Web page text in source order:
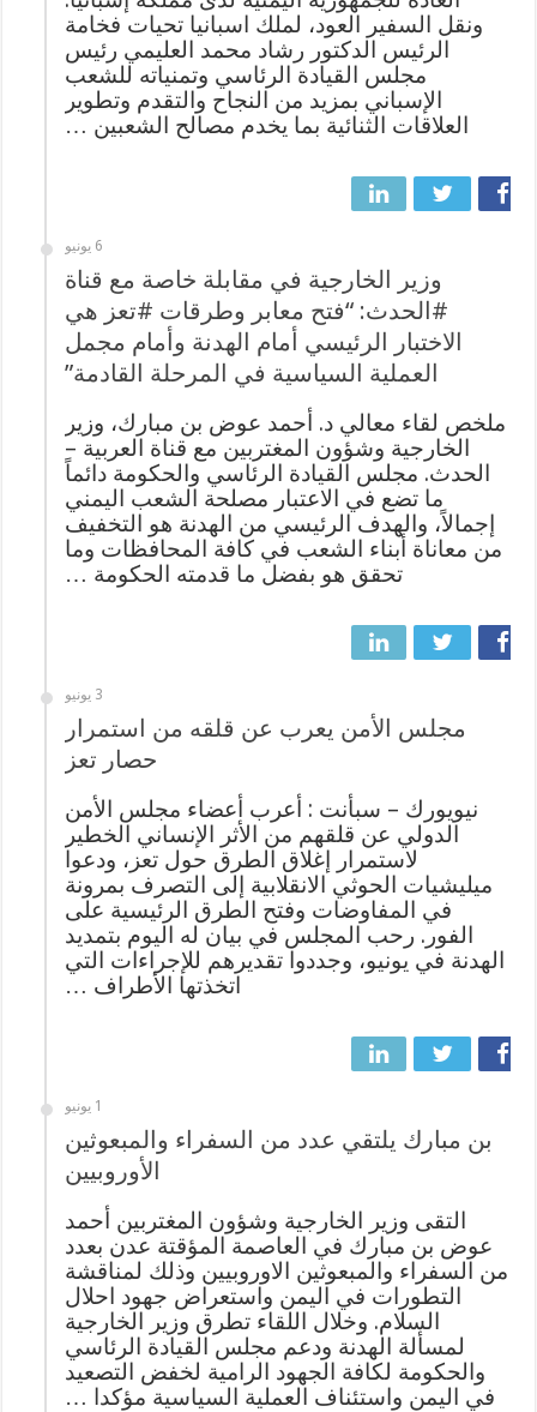
ونقل السفير العود، لملك اسبانيا تحيات فخامة
الرئيس الدكتور رشاد محمد العليمي رئيس
مجلس القيادة الرئاسي وتمنياته للشعب
الإسباني بمزيد من النجاح والتقدم وتطوير
العلاقات الثنائية بما يخدم مصالح الشعبين …
6 يونيو
وزير الخارجية في مقابلة خاصة مع قناة
#الحدث: “فتح معابر وطرقات #تعز هي
الاختبار الرئيسي أمام الهدنة وأمام مجمل
العملية السياسية في المرحلة القادمة”
ملخص لقاء معالي د. أحمد عوض بن مبارك، وزير
الخارجية وشؤون المغتربين مع قناة العربية –
الحدث. مجلس القيادة الرئاسي والحكومة دائماً
ما تضع في الاعتبار مصلحة الشعب اليمني
إجمالاً، والهدف الرئيسي من الهدنة هو التخفيف
من معاناة أبناء الشعب في كافة المحافظات وما
تحقق هو بفضل ما قدمته الحكومة …
3 يونيو
مجلس الأمن يعرب عن قلقه من استمرار
حصار تعز
نيويورك – سبأنت : أعرب أعضاء مجلس الأمن
الدولي عن قلقهم من الأثر الإنساني الخطير
لاستمرار إغلاق الطرق حول تعز، ودعوا
ميليشيات الحوثي الانقلابية إلى التصرف بمرونة
في المفاوضات وفتح الطرق الرئيسية على
الفور. رحب المجلس في بيان له اليوم بتمديد
الهدنة في يونيو، وجددوا تقديرهم للإجراءات التي
اتخذتها الأطراف …
1 يونيو
بن مبارك يلتقي عدد من السفراء والمبعوثين
الأوروبيين
التقى وزير الخارجية وشؤون المغتربين أحمد
عوض بن مبارك في العاصمة المؤقتة عدن بعدد
من السفراء والمبعوثين الاوروبيين وذلك لمناقشة
التطورات في اليمن واستعراض جهود احلال
السلام. وخلال اللقاء تطرق وزير الخارجية
لمسألة الهدنة ودعم مجلس القيادة الرئاسي
والحكومة لكافة الجهود الرامية لخفض التصعيد
في اليمن واستئناف العملية السياسية مؤكدا …